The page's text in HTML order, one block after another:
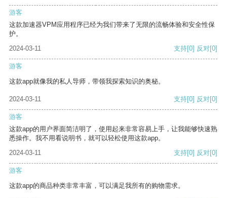
游客
这款加速器VPM应用程序已经为我们带来了无限的流畅体验和安全性保
护。
2024-03-11
支持[0] 反对[0]
游客
这款app就像我的私人导师，带领我探索知识的奥秘。
2024-03-11 支持[0] 反对[0]
游客
这款app的用户界面简洁明了，使用起来非常容易上手，让我能够快速熟
悉操作。我不用看说明书，就可以轻松使用这款app。
2024-03-11
支持[0] 反对[0]
游客
这款app的商品种类非常丰富，可以满足我所有的购物需求。